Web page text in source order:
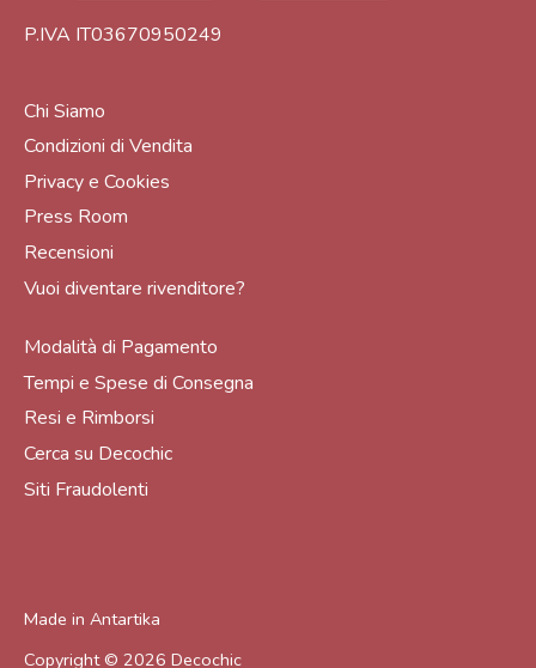
P.IVA IT03670950249
Chi Siamo
Condizioni di Vendita
Privacy e Cookies
Press Room
Recensioni
Vuoi diventare rivenditore?
Modalità di Pagamento
Tempi e Spese di Consegna
Resi e Rimborsi
Cerca su Decochic
Siti Fraudolenti
Made in Antartika
Copyright © 2026 Decochic